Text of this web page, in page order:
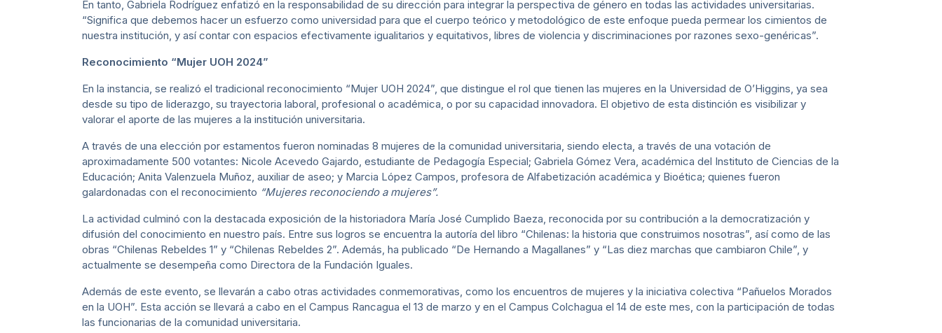
En tanto, Gabriela Rodríguez enfatizó en la responsabilidad de su dirección para integrar la perspectiva de género en todas las actividades universitarias.
“Significa que debemos hacer un esfuerzo como universidad para que el cuerpo teórico y metodológico de este enfoque pueda permear los cimientos de
nuestra institución, y así contar con espacios efectivamente igualitarios y equitativos, libres de violencia y discriminaciones por razones sexo-genéricas”.
Reconocimiento “Mujer UOH 2024”
En la instancia, se realizó el tradicional reconocimiento “Mujer UOH 2024”, que distingue el rol que tienen las mujeres en la Universidad de O’Higgins, ya sea
desde su tipo de liderazgo, su trayectoria laboral, profesional o académica, o por su capacidad innovadora. El objetivo de esta distinción es visibilizar y
valorar el aporte de las mujeres a la institución universitaria.
A través de una elección por estamentos fueron nominadas 8 mujeres de la comunidad universitaria, siendo electa, a través de una votación de
aproximadamente 500 votantes: Nicole Acevedo Gajardo, estudiante de Pedagogía Especial; Gabriela Gómez Vera, académica del Instituto de Ciencias de la
Educación; Anita Valenzuela Muñoz, auxiliar de aseo; y Marcia López Campos, profesora de Alfabetización académica y Bioética; quienes fueron
galardonadas con el reconocimiento “Mujeres reconociendo a mujeres”.
La actividad culminó con la destacada exposición de la historiadora María José Cumplido Baeza, reconocida por su contribución a la democratización y
difusión del conocimiento en nuestro país. Entre sus logros se encuentra la autoría del libro “Chilenas: la historia que construimos nosotras”, así como de las
obras “Chilenas Rebeldes 1” y “Chilenas Rebeldes 2”. Además, ha publicado “De Hernando a Magallanes” y “Las diez marchas que cambiaron Chile”, y
actualmente se desempeña como Directora de la Fundación Iguales.
Además de este evento, se llevarán a cabo otras actividades conmemorativas, como los encuentros de mujeres y la iniciativa colectiva “Pañuelos Morados
en la UOH”. Esta acción se llevará a cabo en el Campus Rancagua el 13 de marzo y en el Campus Colchagua el 14 de este mes, con la participación de todas
las funcionarias de la comunidad universitaria.